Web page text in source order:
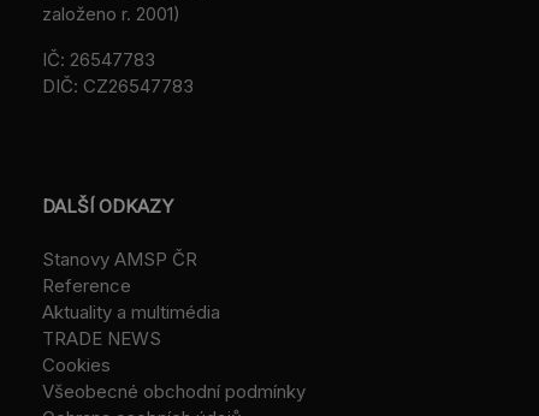
založeno r. 2001)
IČ: 26547783
DIČ: CZ26547783
DALŠÍ ODKAZY
Stanovy AMSP ČR
Reference
Aktuality a multimédia
TRADE NEWS
Cookies
Všeobecné obchodní podmínky